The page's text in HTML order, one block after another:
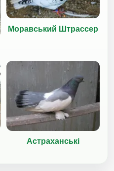
Моравський Штрассер
Астраханські